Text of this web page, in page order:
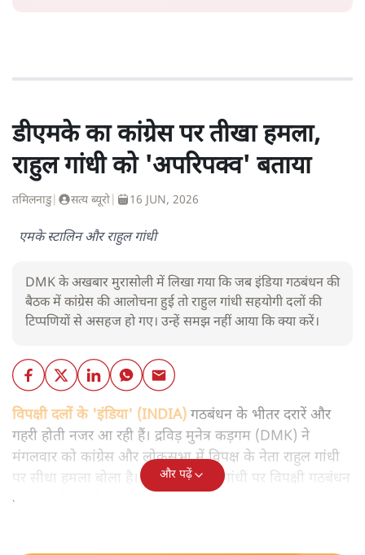
डीएमके का कांग्रेस पर तीखा हमला,
राहुल गांधी को 'अपरिपक्व' बताया
तमिलनाडु| सत्य ब्यूरो 16 JUN, 2026
एमके स्टालिन और राहुल गांधी
DMK के अखबार मुरासोली में लिखा गया कि जब इंडिया गठबंधन की
बैठक में कांग्रेस की आलोचना हुई तो राहुल गांधी सहयोगी दलों की